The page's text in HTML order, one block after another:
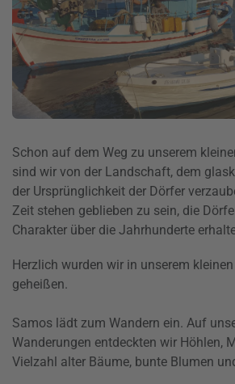
Schon auf dem Weg zu unserem
sind wir von der Landschaft, dem
der Ursprünglichkeit der Dörfer
Zeit stehen geblieben zu sein, die
Charakter über die Jahrhunderte
Herzlich wurden wir in unserem
geheißen.
Samos lädt zum Wandern ein. Auf
Wanderungen entdeckten wir Höhlen,
Vielzahl alter Bäume, bunte Blumen